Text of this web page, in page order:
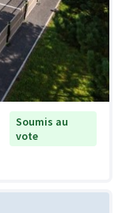
Soumis au
vote